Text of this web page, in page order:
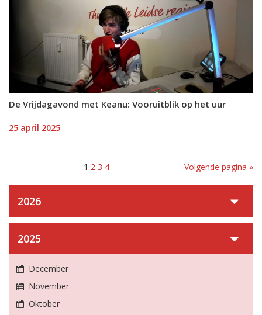
De Vrijdagavond met Keanu: Vooruitblik op het uur
25 april 2025
1 2 3 4 Volgende pagina »
2026
2025
December
November
Oktober